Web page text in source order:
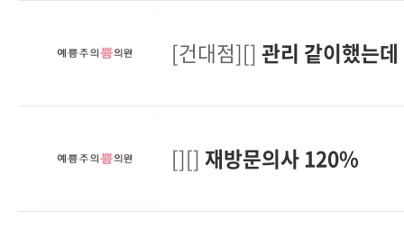
[건대점][] 관리 같이했는
[][] 재방문의사 120%